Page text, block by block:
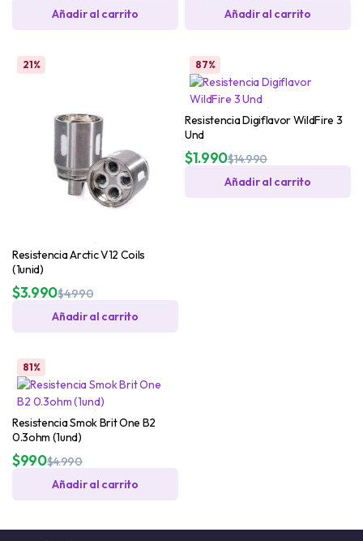
Añadir al carrito Añadir al carrito
21%
Resistencia Arctic V12 Coils
(1unid)
$4.990
$3.990
Añadir al carrito
87%
Resistencia Digiflavor WildFire 3
Und
$14.990
$1.990
Añadir al carrito
81%
Resistencia Smok Brit One B2
0.3ohm (1und)
$4.990
$990
Añadir al carrito